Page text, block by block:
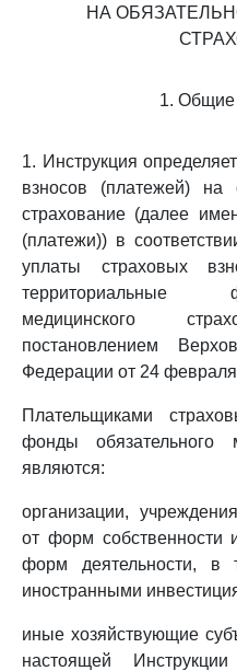
НА
1. Общие
1. Инструкция
взносов (платежей) на
страхование (далее
(платежи)) в
уплаты страховых
территориальные
медицинского
постановлением
Федерации от 24 февраля
Плательщиками
фонды обязательного
являются:
организации,
от форм собственности
форм деятельности, в
иностранными
иные хозяйствующие
настоящей